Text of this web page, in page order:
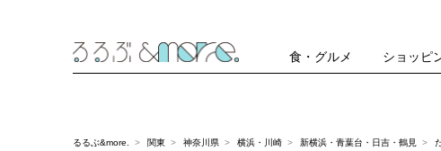
食・グルメ ショッピ
るるぶ&more. 関東 神奈川県 横浜・川崎 新横浜・青葉台・日吉・鶴見